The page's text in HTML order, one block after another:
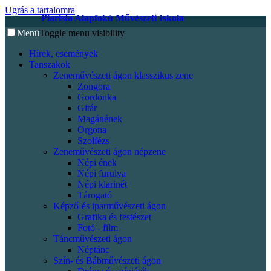
Ugrás a tartalomra
Piarista Alapfokú Művészeti Iskola
MenüToggle menu visibility
Hírek, események
Tanszakok
Zeneművészeti ágon klasszikus zene
Zongora
Gordonka
Gitár
Magánének
Orgona
Szolfézs
Zeneművészeti ágon népzene
Népi ének
Népi furulya
Népi klarinét
Tárogató
Képző-és iparművészeti ágon
Grafika és festészet
Fotó - film
Táncművészeti ágon
Néptánc
Szín- és Bábművészeti ágon